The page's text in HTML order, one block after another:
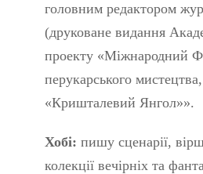
головним редактором
(друковане видання
проекту «Міжнародний
перукарського
«Кришталевий Янгол»».
Хобі: пишу сценарії,
колекції вечірніх та